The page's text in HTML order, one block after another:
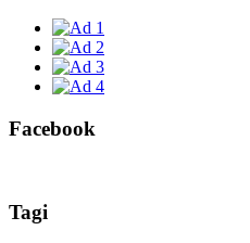
Facebook
Tagi